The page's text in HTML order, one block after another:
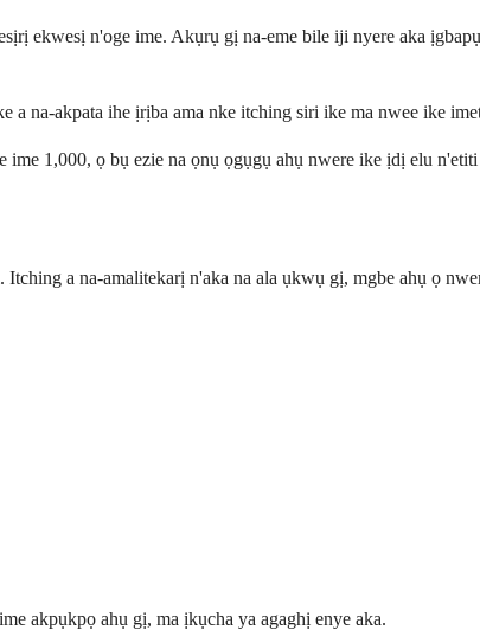
ekwesị n'oge ime. Akụrụ gị na-eme bile iji nyere aka
na-akpata ihe ịrịba ama nke itching siri ike ma nwee ike
1,000, ọ bụ ezie na ọnụ ọgụgụ ahụ nwere ike ịdị elu
a na-amalitekarị n'aka na ala ụkwụ gị, mgbe ahụ ọ
akpụkpọ ahụ gị, ma ịkụcha ya agaghị enye aka.